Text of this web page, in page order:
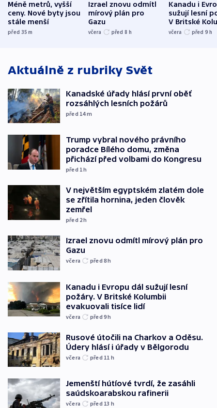
Méně metrů, vyšší
ceny. Nové byty jsou
stále menší
před 35m
Izrael znovu odmítl
mírový plán pro
Gazu
včera před 8 h
Kanadu i
sužují lesní
V Britské
evakuovali
včera před 9 h
Aktuálně z rubriky Svět
Kanadské úřady hlásí první oběť
rozsáhlých lesních požárů
před 14m
Trump vybral nového právního
poradce Bílého domu, změna
přichází před volbami do Kongresu
před 1h
V největším egyptském zlatém dole
se zřítila hornina, jeden člověk
zemřel
před 2h
Izrael znovu odmítl mírový plán pro
Gazu
včera před 8h
Kanadu i Evropu dál sužují lesní
požáry. V Britské Kolumbii
evakuovali tisíce lidí
včera před 9h
Rusové útočili na Charkov a Oděsu.
Údery hlásí i úřady v Bělgorodu
včera před 11 h
Jemenští hútíové tvrdí, že zasáhli
saúdskoarabskou rafinerii
včera před 13 h